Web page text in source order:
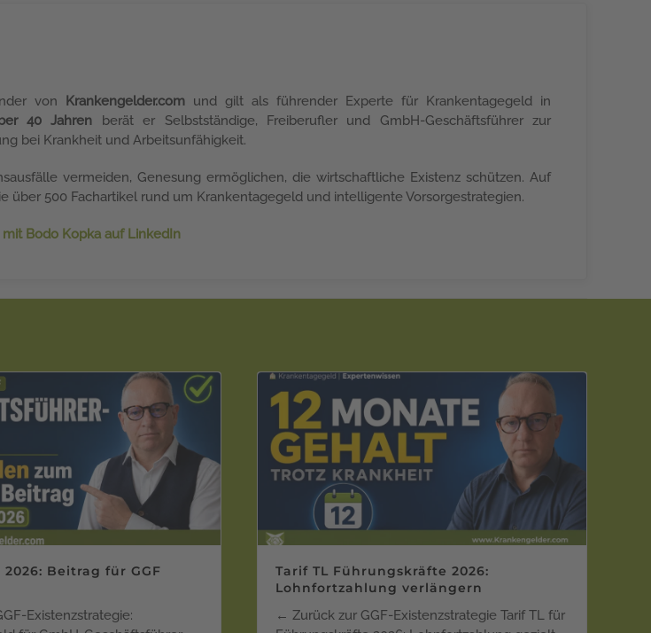
von Krankengelder.com und gilt als führender Experte für Krankentagegeld in
40 Jahren berät er Selbstständige, Freiberufler und GmbH-Geschäftsführer zur
bei Krankheit und Arbeitsunfähigkeit.
vermeiden, Genesung ermöglichen, die wirtschaftliche Existenz schützen. Auf
über 500 Fachartikel rund um Krankentagegeld und intelligente Vorsorgestrategien.
Bodo Kopka auf LinkedIn
2026: Beitrag für GGF
Existenzstrategie:
Tarif TL Führungskräfte 2026:
Lohnfortzahlung verlängern
← Zurück zur GGF-Existenzstrategie Tarif TL für